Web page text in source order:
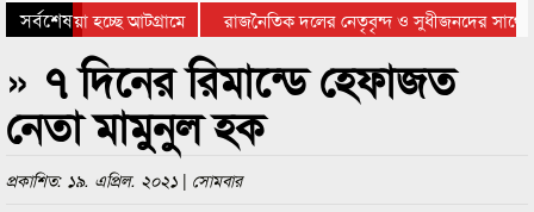
সর্বশেষ
যাওয়া হচ্ছে আটগ্রামে
রাজনৈতিক দলের নেতৃবৃন্দ ও সুধীজনদের সাথে
পুরস্কার বিতরণ সম্পন্ন
» ৭ দিনের রিমান্ডে হেফাজত
নেতা মামুনুল হক
প্রকাশিত: ১৯. এপ্রিল. ২০২১ | সোমবার